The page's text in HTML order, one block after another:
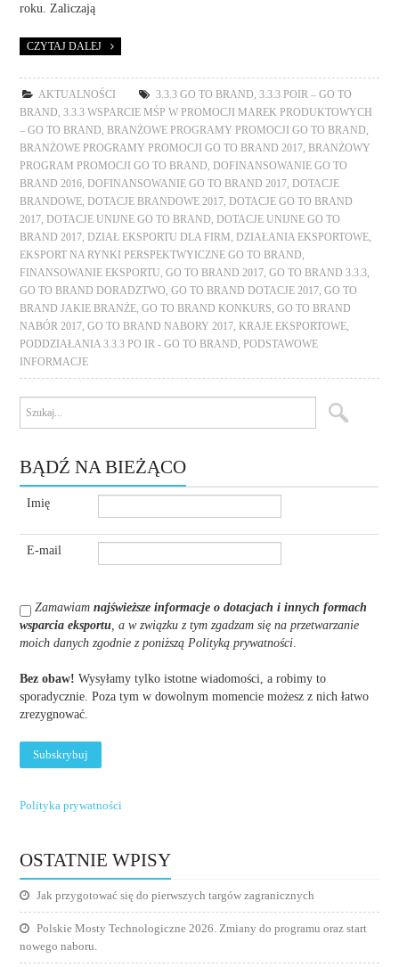
roku. Zaliczają
CZYTAJ DALEJ
AKTUALNOŚCI 3.3.3 GO TO BRAND ,3.3.3 POIR – GO TO
BRAND ,3.3.3 WSPARCIE MŚP W PROMOCJI MAREK PRODUKTOWYCH
– GO TO BRAND
BRANŻOWE PROGRAMY PROMOCJI GO TO BRAND
BRANŻOWE PROGRAMY PROMOCJI GO TO BRAND 2017
BRANŻOWY
PROGRAM PROMOCJI GO TO BRAND
DOFINANSOWANIE GO TO
BRAND 2016
DOFINANSOWANIE GO TO BRAND 2017
DOTACJE
BRANDOWE
DOTACJE BRANDOWE 2017
DOTACJE GO TO BRAND
2017
DOTACJE UNIJNE GO TO BRAND
DOTACJE UNIJNE GO TO
BRAND 2017
DZIAŁ EKSPORTU DLA FIRM DZIAŁANIA EKSPORTOWE
EKSPORT NA RYNKI PERSPEKTWYICZNE GO TO BRAND
FINANSOWANIE EKSPORTU ,GO TO BRAND 2017 ,GO TO BRAND 3.3.3
GO TO BRAND DORADZTWO ,GO TO BRAND DOTACJE 2017 ,GO TO
BRAND JAKIE BRANŻE ,GO TO BRAND KONKURS ,GO TO BRAND
NABÓR 2017 ,GO TO BRAND NABORY 2017 KRAJE EKSPORTOWE
PODDZIAŁANIA 3.3.3 PO IR - GO TO BRAND
PODSTAWOWE
INFORMACJE
BĄDŹ NA BIEŻĄCO
Imię
E-mail
Zamawiamnajświeższe informacje o dotacjach i innych formach
wsparcia eksportu, a w związku z tym zgadzam się na przetwarzanie
moich danych zgodnie z poniższą Polityką prywatności.
Bez obaw! Wysyłamy tylko istotne wiadomości, a robimy to
sporadycznie. Poza tym w dowolnym momencie możesz z nich łatwo
zrezygnować.
Polityka prywatności
OSTATNIE WPISY
Jak przygotować się do pierwszych targów zagranicznych
Polskie Mosty Technologiczne 2026. Zmiany do programu oraz start
nowego naboru.